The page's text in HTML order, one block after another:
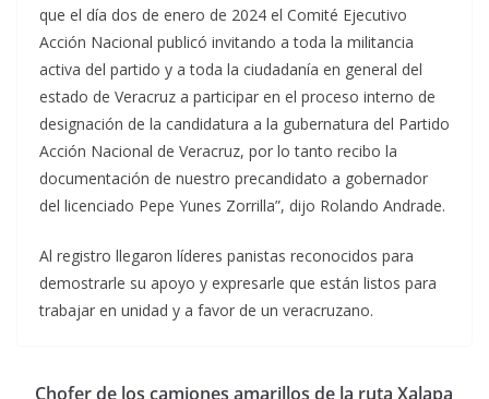
que el día dos de enero de 2024 el Comité Ejecutivo
Acción Nacional publicó invitando a toda la militancia
activa del partido y a toda la ciudadanía en general del
estado de Veracruz a participar en el proceso interno de
designación de la candidatura a la gubernatura del Partido
Acción Nacional de Veracruz, por lo tanto recibo la
documentación de nuestro precandidato a gobernador
del licenciado Pepe Yunes Zorrilla”, dijo Rolando Andrade.
Al registro llegaron líderes panistas reconocidos para
demostrarle su apoyo y expresarle que están listos para
trabajar en unidad y a favor de un veracruzano.
Chofer de los camiones amarillos de la ruta Xalapa